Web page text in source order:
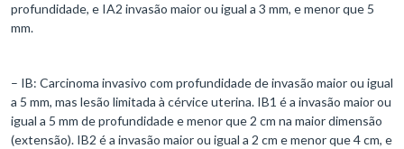
profundidade, e IA2 invasão maior ou igual a 3 mm, e menor que 5
mm.
– IB: Carcinoma invasivo com profundidade de invasão maior ou igual
a 5 mm, mas lesão limitada à cérvice uterina. IB1 é a invasão maior ou
igual a 5 mm de profundidade e menor que 2 cm na maior dimensão
(extensão). IB2 é a invasão maior ou igual a 2 cm e menor que 4 cm, e